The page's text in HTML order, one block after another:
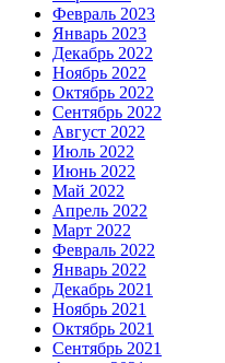
Февраль 2023
Январь 2023
Декабрь 2022
Ноябрь 2022
Октябрь 2022
Сентябрь 2022
Август 2022
Июль 2022
Июнь 2022
Май 2022
Апрель 2022
Март 2022
Февраль 2022
Январь 2022
Декабрь 2021
Ноябрь 2021
Октябрь 2021
Сентябрь 2021